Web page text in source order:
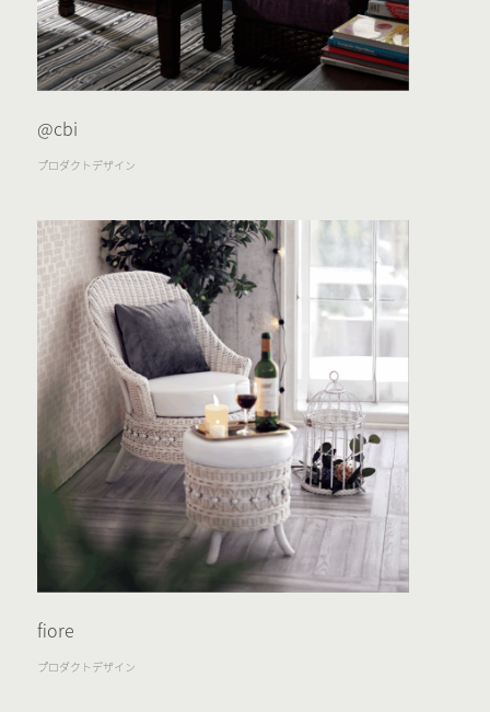
@cbi
プロダクトデザイン
fiore
プロダクトデザイン